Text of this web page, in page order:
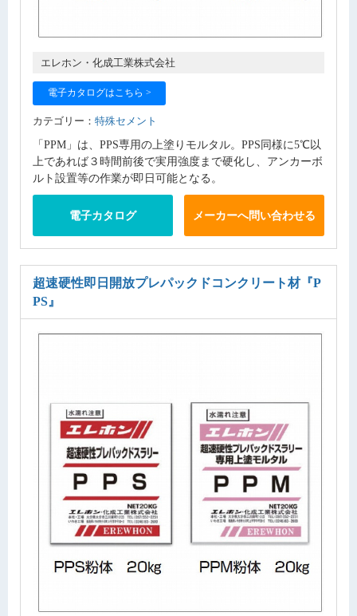
エレホン・化成工業株式会社
電子カタログはこちら >
カテゴリー： 特殊セメント
「PPM」は、PPS専用の上塗りモルタル。PPS同様に5℃以
上であれば３時間前後で実用強度まで硬化し、アンカーボ
ルト設置等の作業が即日可能となる。
電子カタログ メーカーへ問い合わせる
超速硬性即日開放プレパックドコンクリート材『P
PS』